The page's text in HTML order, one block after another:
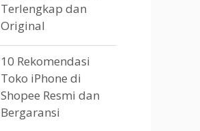
Terlengkap dan
Original
10 Rekomendasi
Toko iPhone di
Shopee Resmi dan
Bergaransi